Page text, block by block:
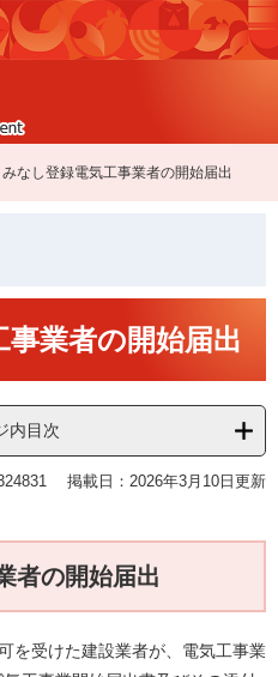
みなし登録電気工事業者の開始届出
業者の開始届出
内目次
掲載日：2026年3月10日更新
者の開始届出
を受けた建設業者が、電気工事業